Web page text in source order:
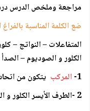
مراجعة وملخص الدرس درس
ضع الكلمة المناسبة
الكلور و الصوديوم –
1- المركب يتكون من
2 -الطرف الأيسر الكلور و الصوديوم و يسمى